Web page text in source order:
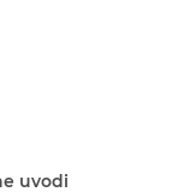
uvodi